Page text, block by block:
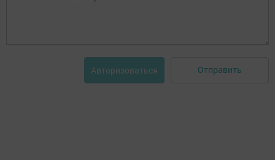
Авторизоваться Отправить